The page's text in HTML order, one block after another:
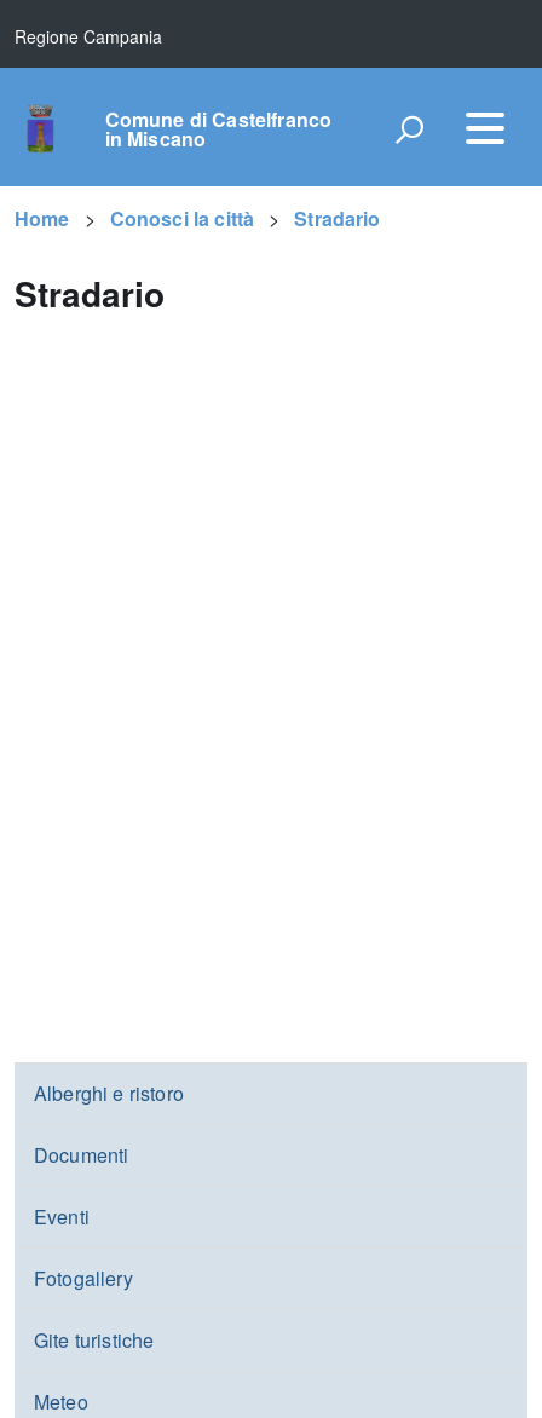
Regione Campania
Comune di Castelfranco
in Miscano
Home Conosci la città Stradario
Stradario
Alberghi e ristoro
Documenti
Eventi
Fotogallery
Gite turistiche
Meteo